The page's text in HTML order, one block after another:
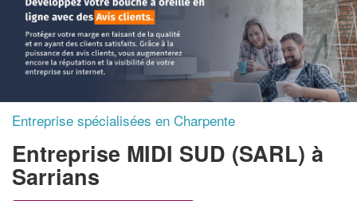
Entreprise spécialisées en Charpente
Entreprise MIDI SUD (SARL) à
Sarrians